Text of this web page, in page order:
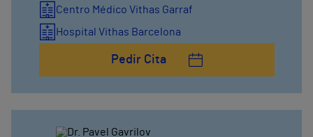
Centro Médico Vithas Garraf
Hospital Vithas Barcelona
Pedir Cita